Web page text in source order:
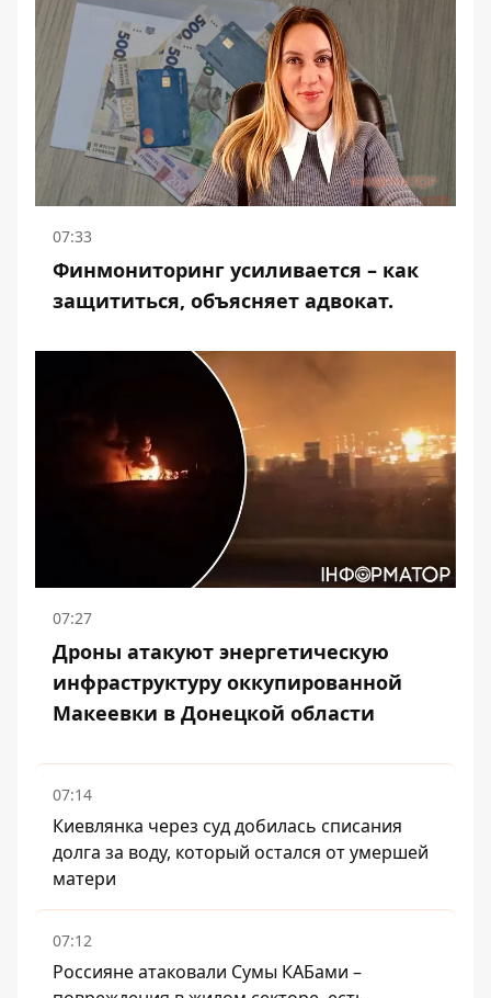
07:33
Финмониторинг усиливается – как
защититься, объясняет адвокат.
07:27
Дроны атакуют энергетическую
инфраструктуру оккупированной
Макеевки в Донецкой области
07:14
Киевлянка через суд добилась списания
долга за воду, который остался от умершей
матери
07:12
Россияне атаковали Сумы КАБами –